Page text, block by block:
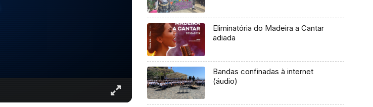
Eliminatória do Madeira a Cantar
adiada
Bandas confinadas à internet
(áudio)